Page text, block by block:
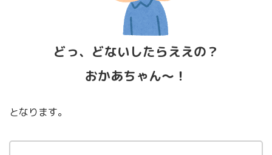
どっ、どないしたらええの？
おかあちゃん～！
となります。